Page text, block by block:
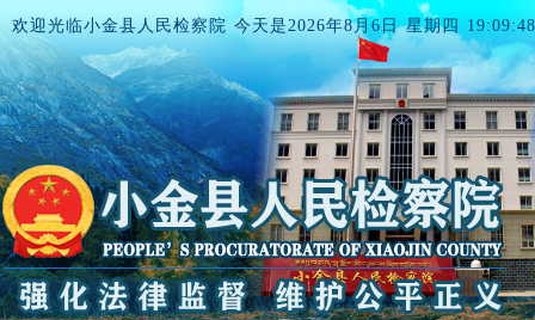
欢迎光临小金县人民检察院 今天是2026年8月6日 星期四 19:09:48